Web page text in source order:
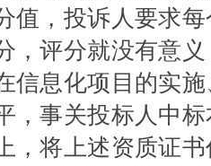
值，投诉人要求
，评分就没有意
信息化项目的实
，事关投标人中
，将上述资质证